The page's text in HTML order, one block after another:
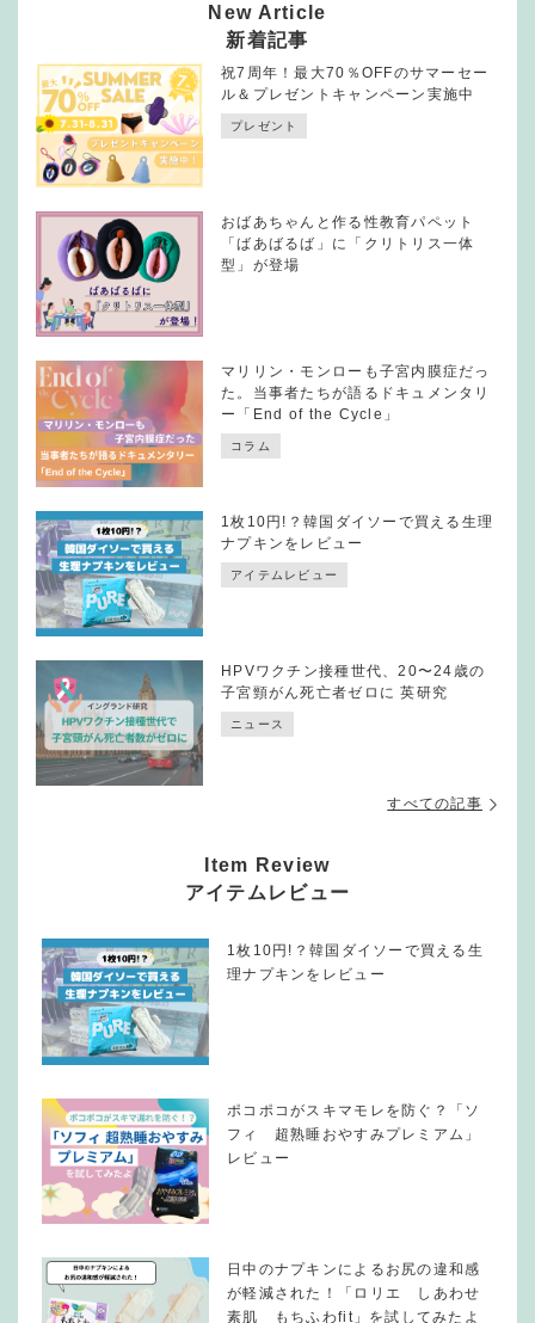
New Article
新着記事
祝7周年！最大70％OFFのサマーセー
ル＆プレゼントキャンペーン実施中
プレゼント
おばあちゃんと作る性教育パペット
「ばあばるば」に「クリトリス一体
型」が登場
マリリン・モンローも子宮内膜症だっ
た。当事者たちが語るドキュメンタリ
ー「End of the Cycle」
コラム
1枚10円!？韓国ダイソーで買える生理
ナプキンをレビュー
アイテムレビュー
HPVワクチン接種世代、20〜24歳の
子宮頸がん死亡者ゼロに 英研究
ニュース
すべての記事
Item Review
アイテムレビュー
1枚10円!？韓国ダイソーで買える生
理ナプキンをレビュー
ポコポコがスキマモレを防ぐ？「ソ
フィ 超熟睡おやすみプレミアム」
レビュー
日中のナプキンによるお尻の違和感
が軽減された！「ロリエ しあわせ
素肌 もちふわfit」を試してみたよ